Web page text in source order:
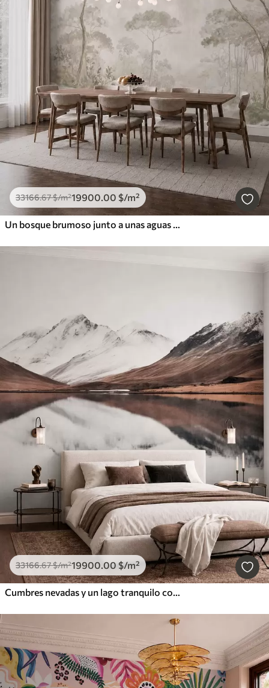
33166.67$/m²19900.00 $/m²
Un bosque brumoso junto a unas aguas tranquilas, en suaves tonos pastel naturales
33166.67$/m²19900.00 $/m²
Cumbres nevadas y un lago tranquilo con un reflejo como un espejo